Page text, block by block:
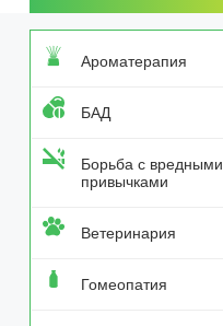
Ароматерапия
БАД
Борьба с вредными
привычками
Ветеринария
Гомеопатия